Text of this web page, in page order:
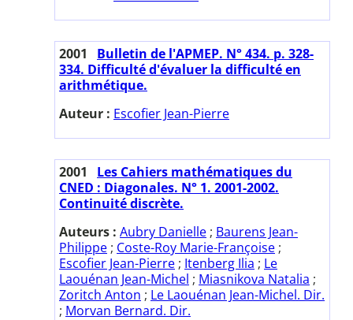
2001
Bulletin de l'APMEP. N° 434. p. 328-
334. Difficulté d'évaluer la difficulté en
arithmétique.
Auteur : Escofier Jean-Pierre
2001
Les Cahiers mathématiques du
CNED : Diagonales. N° 1. 2001-2002.
Continuité discrète.
Auteurs : Aubry Danielle ; Baurens Jean-
Philippe ; Coste-Roy Marie-Françoise ;
Escofier Jean-Pierre ; Itenberg Ilia ; Le
Laouénan Jean-Michel ; Miasnikova Natalia ;
Zoritch Anton ; Le Laouénan Jean-Michel. Dir.
; Morvan Bernard. Dir.